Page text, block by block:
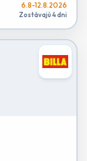
6.8-12.8.2026
Zostávajú 4 dni